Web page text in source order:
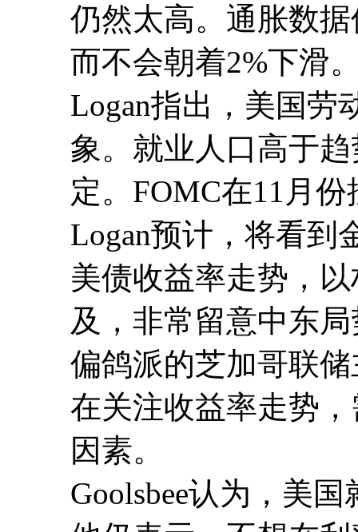
仍然太高。通胀数
而不会朝着2%下滑
Logan指出，美国劳
象。就业人口高于
定。FOMC在11月
Logan预计，将看到
美债收益率走势，
及，非常留意中东
偏鸽派的芝加哥联储
在关注收益率走势
因素。
Goolsbee认为，美